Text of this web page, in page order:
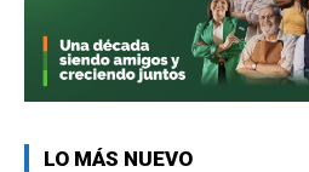
LO MÁS NUEVO